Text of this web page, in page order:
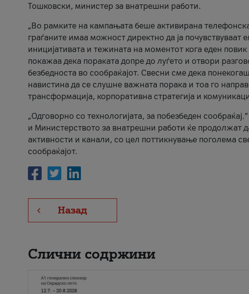
Тошковски, министер за внатрешни работи.
„Во рамките на кампањата беше активирана
граѓаните имаа можност директно да ја
иницијативата и тежината на моментот кога еден
покажаа дека пораката допре до луѓето и отвори
безбедноста во сообраќајот. Свесни сме дека
навистина да се слушне важната порака и тоа го
трансформација, корпоративна стратегија и
„Одговорно со технологијата, за побезбеден
и Министерството за внатрешни работи ќе продолжат
активности и канали, со цел поттикнување поголема
сообраќајот.
Назад
Слични содржини